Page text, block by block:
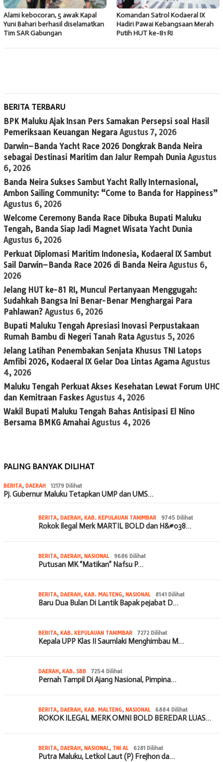
Alami kebocoran, 5 awak Kapal
Yuni Bahari berhasil diselamatkan
Tim SAR Gabungan
Komandan Satrol Kodaeral IX
Hadiri Pawai Kebangsaan Merah
Putih HUT ke-81 RI
BERITA TERBARU
BPK Maluku Ajak Insan Pers Samakan Persepsi soal Hasil
Pemeriksaan Keuangan Negara Agustus 7, 2026
Darwin–Banda Yacht Race 2026 Dongkrak Banda Neira
sebagai Destinasi Maritim dan Jalur Rempah Dunia Agustus
6, 2026
Banda Neira Sukses Sambut Yacht Rally Internasional,
Ambon Sailing Community: “Come to Banda for Happiness”
Agustus 6, 2026
Welcome Ceremony Banda Race Dibuka Bupati Maluku
Tengah, Banda Siap Jadi Magnet Wisata Yacht Dunia
Agustus 6, 2026
Perkuat Diplomasi Maritim Indonesia, Kodaeral IX Sambut
Sail Darwin–Banda Race 2026 di Banda Neira Agustus 6,
2026
Jelang HUT ke-81 RI, Muncul Pertanyaan Menggugah:
Sudahkah Bangsa Ini Benar-Benar Menghargai Para
Pahlawan? Agustus 6, 2026
Bupati Maluku Tengah Apresiasi Inovasi Perpustakaan
Rumah Bambu di Negeri Tanah Rata Agustus 5, 2026
Jelang Latihan Penembakan Senjata Khusus TNI Latops
Amfibi 2026, Kodaeral IX Gelar Doa Lintas Agama Agustus
4, 2026
Maluku Tengah Perkuat Akses Kesehatan Lewat Forum UHC
dan Kemitraan Faskes Agustus 4, 2026
Wakil Bupati Maluku Tengah Bahas Antisipasi El Nino
Bersama BMKG Amahai Agustus 4, 2026
PALING BANYAK DILIHAT
BERITA, DAERAH 12179 Dilihat
Pj. Gubernur Maluku Tetapkan UMP dan UMS…
BERITA, DAERAH, KAB. KEPULAUAN TANIMBAR 9745 Dilihat
Rokok Ilegal Merk MARTIL BOLD dan H&#038…
BERITA, DAERAH, NASIONAL 9686 Dilihat
Putusan MK “Matikan” Nafsu P…
BERITA, DAERAH, KAB. MALTENG, NASIONAL 8141 Dilihat
Baru Dua Bulan Di Lantik Bapak pejabat D…
BERITA, KAB. KEPULAUAN TANIMBAR 7272 Dilihat
Kepala UPP Klas II Saumlaki Menghimbau M…
DAERAH, KAB. SBB 7254 Dilihat
Pernah Tampil Di Ajang Nasional, Pimpina…
BERITA, DAERAH, KAB. MALTENG, NASIONAL 6884 Dilihat
ROKOK ILEGAL MERK OMNI BOLD BEREDAR LUAS…
BERITA, DAERAH, NASIONAL, TNI AL 6281 Dilihat
Putra Maluku, Letkol Laut (P) Frejhon da…